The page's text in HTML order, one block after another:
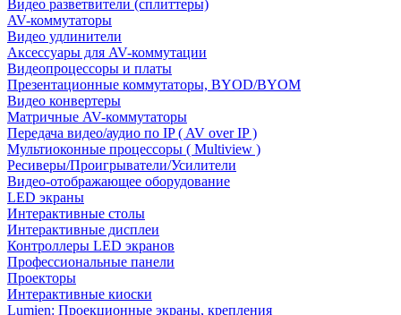
Видео разветвители (сплиттеры)
AV-коммутаторы
Видео удлинители
Аксессуары для AV-коммутации
Видеопроцессоры и платы
Презентационные коммутаторы, BYOD/BYOM
Видео конвертеры
Матричные AV-коммутаторы
Передача видео/аудио по IP ( AV over IP )
Мультиоконные процессоры ( Multiview )
Ресиверы/Проигрыватели/Усилители
Видео-отображающее оборудование
LED экраны
Интерактивные столы
Интерактивные дисплеи
Контроллеры LED экранов
Профессиональные панели
Проекторы
Интерактивные киоски
Lumien: Проекционные экраны, крепления